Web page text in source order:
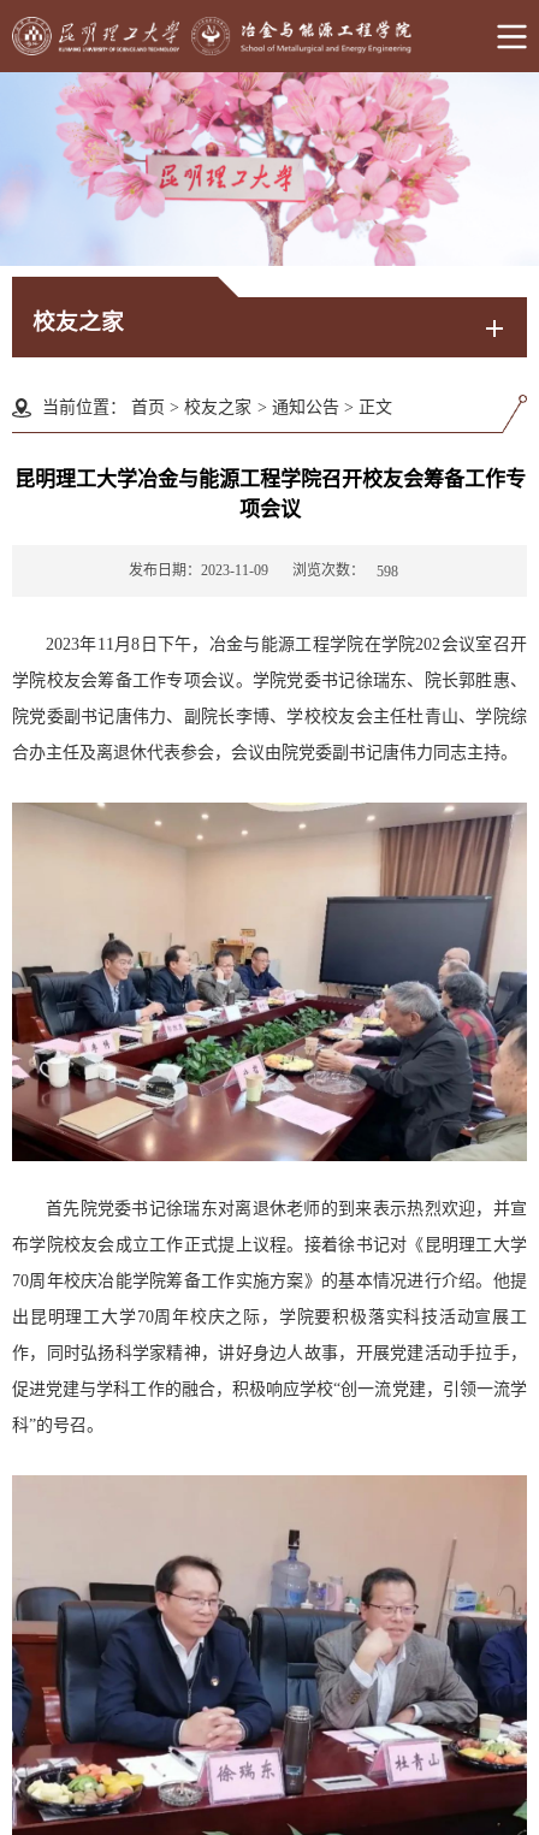
校友之家
当前位置： 首页 > 校友之家 > 通知公告 > 正文
昆明理工大学冶金与能源工程学院召开校友会筹备工作专
项会议
发布日期：2023-11-09 浏览次数： 598
2023年11月8日下午，冶金与能源工程学院在学院202会议室召开
学院校友会筹备工作专项会议。学院党委书记徐瑞东、院长郭胜惠、
院党委副书记唐伟力、副院长李博、学校校友会主任杜青山、学院综
合办主任及离退休代表参会，会议由院党委副书记唐伟力同志主持。
首先院党委书记徐瑞东对离退休老师的到来表示热烈欢迎，并宣
布学院校友会成立工作正式提上议程。接着徐书记对《昆明理工大学
70周年校庆冶能学院筹备工作实施方案》的基本情况进行介绍。他提
出昆明理工大学70周年校庆之际，学院要积极落实科技活动宣展工
作，同时弘扬科学家精神，讲好身边人故事，开展党建活动手拉手，
促进党建与学科工作的融合，积极响应学校“创一流党建，引领一流学
科”的号召。